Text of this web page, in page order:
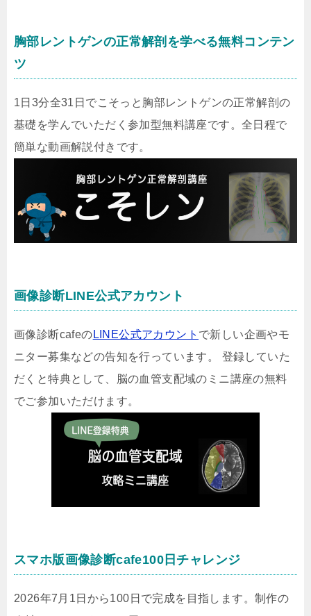
胸部レントゲンの正常解剖を学べる無料コンテン
ツ
1日3分全31日でこそっと胸部レントゲンの正常解剖の
基礎を学んでいただく参加型無料講座です。全日程で
簡単な動画解説付きです。
画像診断LINE公式アカウント
画像診断cafeの LINE公式アカウント で新しい企画やモ
ニター募集などの告知を行っています。 登録していた
だくと特典として、脳の血管支配域のミニ講座の無料
でご参加いただけます。
スマホ版画像診断cafe100日チャレンジ
2026年7月1日から100日で完成を目指します。制作の